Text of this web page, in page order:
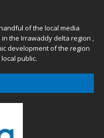
of the local media
the Irrawaddy delta region ,
development of the region
public.